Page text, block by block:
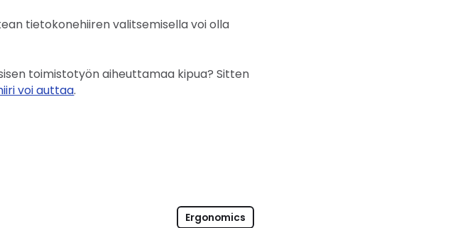
tietokonehiiren valitsemisella voi olla
toimistotyön aiheuttamaa kipua? Sitten
voi auttaa.
Ergonomics